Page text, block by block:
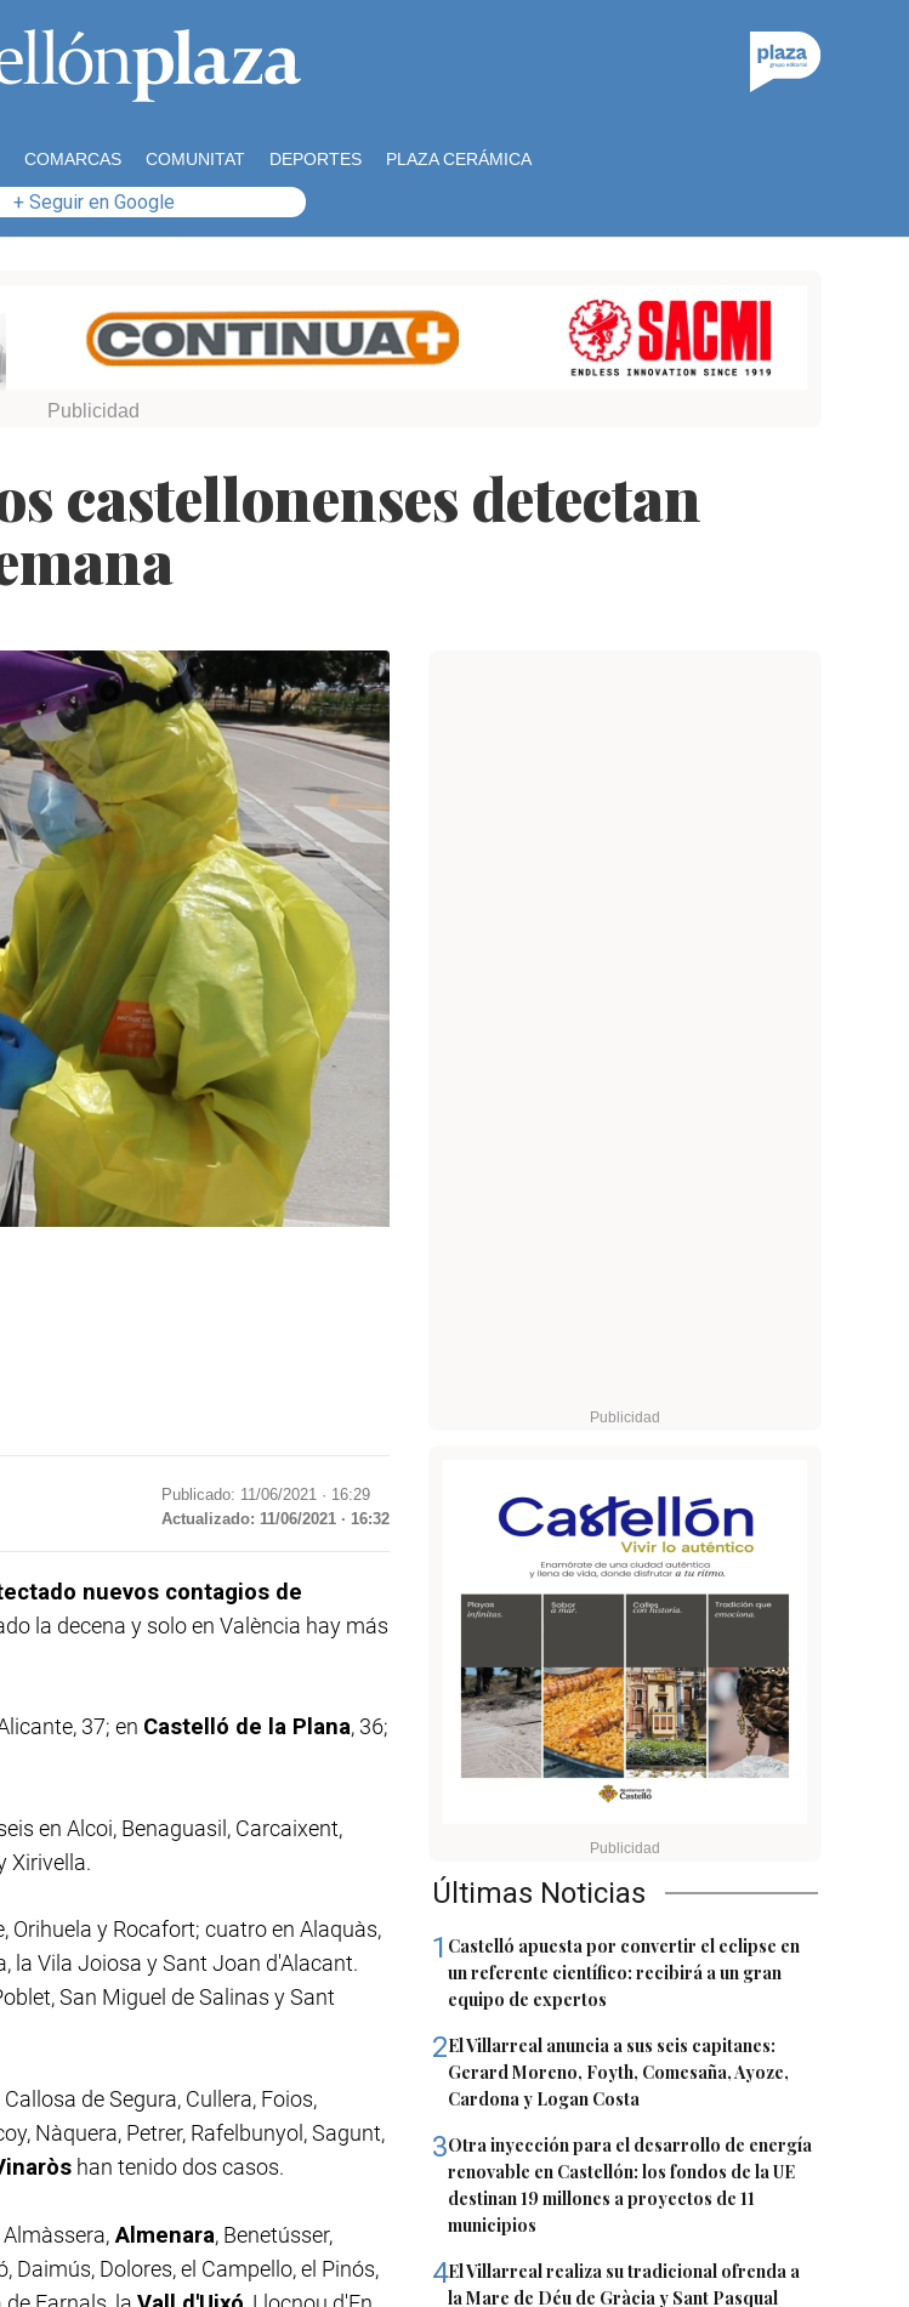
COMARCAS COMUNITAT DEPORTES PLAZA CERÁMICA
+ Seguir en Google
castellonenses detectan
Últimas Noticias
1 Castelló apuesta por convertir el eclipse en
un referente científico: recibirá a un gran
equipo de expertos
2El Villarreal anuncia a sus seis capitanes:
Gerard Moreno, Foyth, Comesaña, Ayoze,
Cardona y Logan Costa
3Otra inyección para el desarrollo de energía
renovable en Castellón: los fondos de la UE
destinan 19 millones a proyectos de 11
municipios
4El Villarreal realiza su tradicional ofrenda a
la Mare de Déu de Gràcia y Sant Pasqual
Publicado: 11/06/2021 · 16:29
Actualizado: 11/06/2021 · 16:32
nuevos contagios de
la decena y solo en València hay más
37; en Castelló de la Plana, 36;
en Alcoi, Benaguasil, Carcaixent,
Xirivella.
Orihuela y Rocafort; cuatro en Alaquàs,
la Vila Joiosa y Sant Joan d'Alacant.
San Miguel de Salinas y Sant
Callosa de Segura, Cullera, Foios,
Nàquera, Petrer, Rafelbunyol, Sagunt,
han tenido dos casos.
Almenara, Benetússer,
Daimús, Dolores, el Campello, el Pinós,